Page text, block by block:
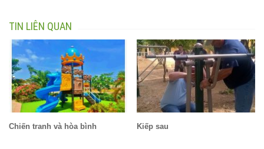
TIN LIÊN QUAN
Chiến tranh và hòa bình Kiếp sau